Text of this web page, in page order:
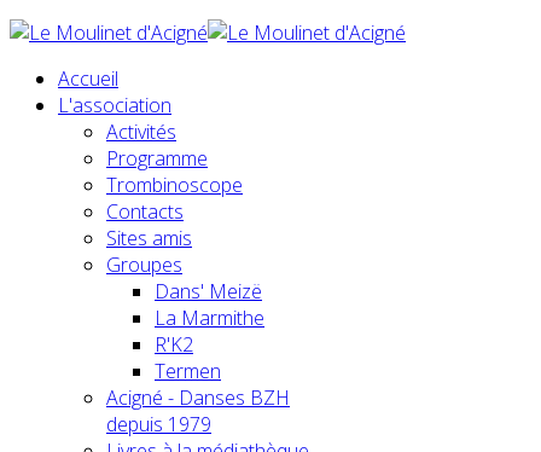
Accueil
L'association
Activités
Programme
Trombinoscope
Contacts
Sites amis
Groupes
Dans' Meizë
La Marmithe
R'K2
Termen
Acigné - Danses BZH
depuis 1979